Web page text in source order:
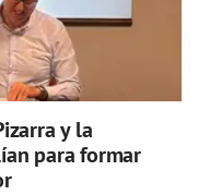
y la
para formar